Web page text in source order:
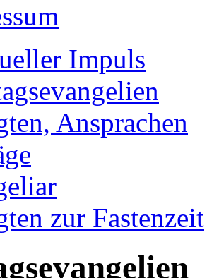
Impuls
Ansprachen
zur Fastenzeit